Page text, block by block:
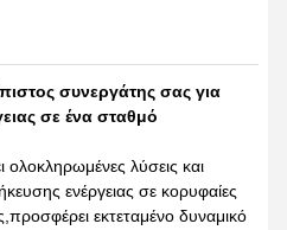
συνεργάτης σας για
σε ένα σταθμό
λύσεις και
ενέργειας σε κορυφαίες
εκτεταμένο δυναμικό